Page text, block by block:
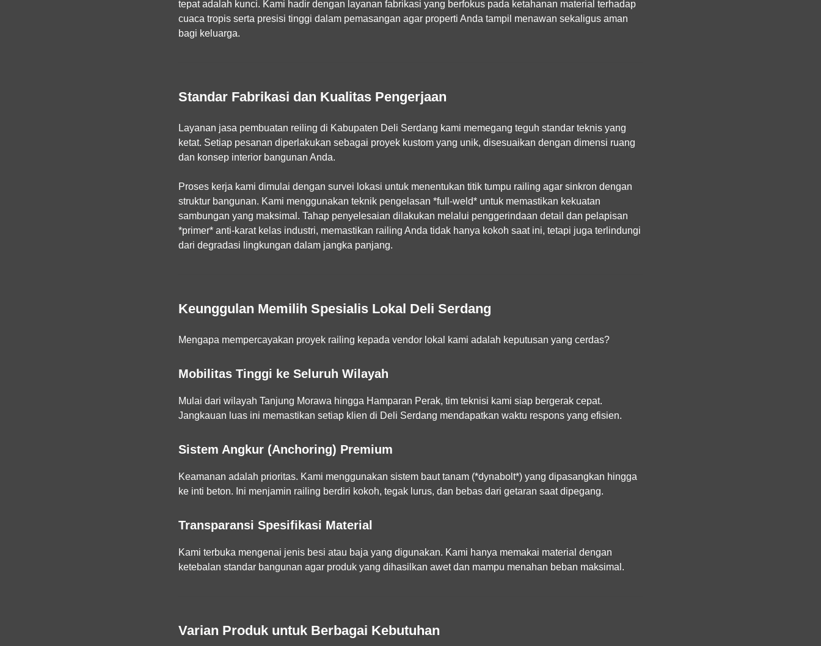
tepat adalah kunci. Kami hadir dengan layanan fabrikasi yang berfokus pada ketahanan material terhadap
cuaca tropis serta presisi tinggi dalam pemasangan agar properti Anda tampil menawan sekaligus aman
bagi keluarga.
Standar Fabrikasi dan Kualitas Pengerjaan
Layanan jasa pembuatan reiling di Kabupaten Deli Serdang kami memegang teguh standar teknis yang
ketat. Setiap pesanan diperlakukan sebagai proyek kustom yang unik, disesuaikan dengan dimensi ruang
dan konsep interior bangunan Anda.
Proses kerja kami dimulai dengan survei lokasi untuk menentukan titik tumpu railing agar sinkron dengan
struktur bangunan. Kami menggunakan teknik pengelasan *full-weld* untuk memastikan kekuatan
sambungan yang maksimal. Tahap penyelesaian dilakukan melalui penggerindaan detail dan pelapisan
*primer* anti-karat kelas industri, memastikan railing Anda tidak hanya kokoh saat ini, tetapi juga terlindungi
dari degradasi lingkungan dalam jangka panjang.
Keunggulan Memilih Spesialis Lokal Deli Serdang
Mengapa mempercayakan proyek railing kepada vendor lokal kami adalah keputusan yang cerdas?
Mobilitas Tinggi ke Seluruh Wilayah
Mulai dari wilayah Tanjung Morawa hingga Hamparan Perak, tim teknisi kami siap bergerak cepat.
Jangkauan luas ini memastikan setiap klien di Deli Serdang mendapatkan waktu respons yang efisien.
Sistem Angkur (Anchoring) Premium
Keamanan adalah prioritas. Kami menggunakan sistem baut tanam (*dynabolt*) yang dipasangkan hingga
ke inti beton. Ini menjamin railing berdiri kokoh, tegak lurus, dan bebas dari getaran saat dipegang.
Transparansi Spesifikasi Material
Kami terbuka mengenai jenis besi atau baja yang digunakan. Kami hanya memakai material dengan
ketebalan standar bangunan agar produk yang dihasilkan awet dan mampu menahan beban maksimal.
Varian Produk untuk Berbagai Kebutuhan